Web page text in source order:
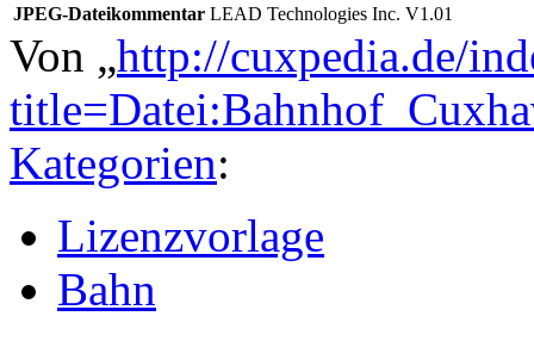
JPEG-Dateikommentar LEAD Technologies Inc. V1.01
Von „http://cuxpedia.de/
Kategorien:
Lizenzvorlage
Bahn